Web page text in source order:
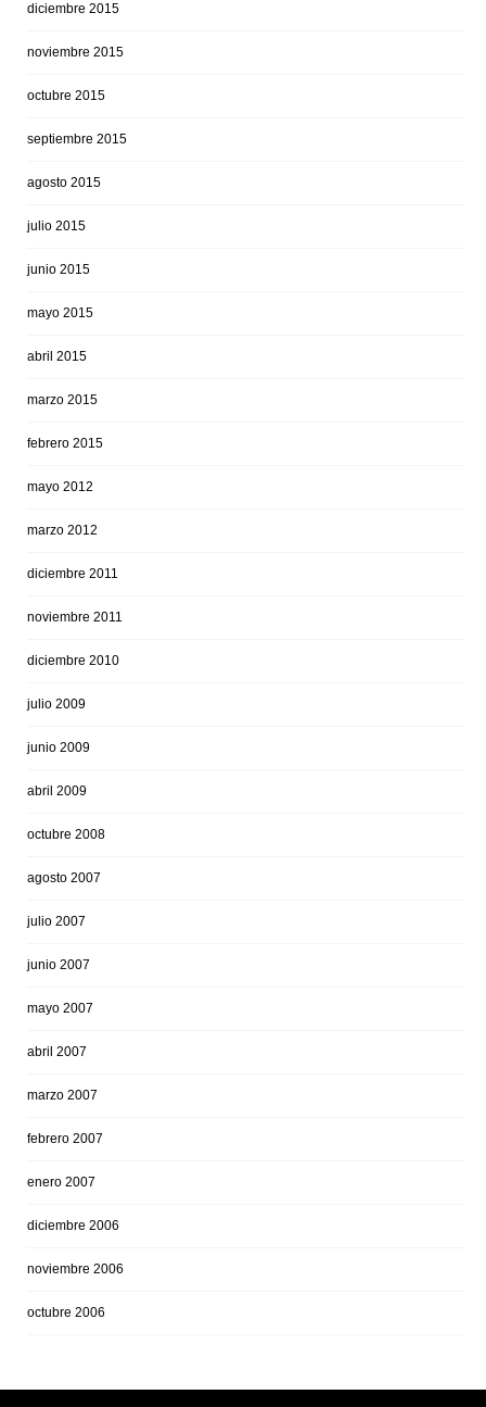
diciembre 2015
noviembre 2015
octubre 2015
septiembre 2015
agosto 2015
julio 2015
junio 2015
mayo 2015
abril 2015
marzo 2015
febrero 2015
mayo 2012
marzo 2012
diciembre 2011
noviembre 2011
diciembre 2010
julio 2009
junio 2009
abril 2009
octubre 2008
agosto 2007
julio 2007
junio 2007
mayo 2007
abril 2007
marzo 2007
febrero 2007
enero 2007
diciembre 2006
noviembre 2006
octubre 2006